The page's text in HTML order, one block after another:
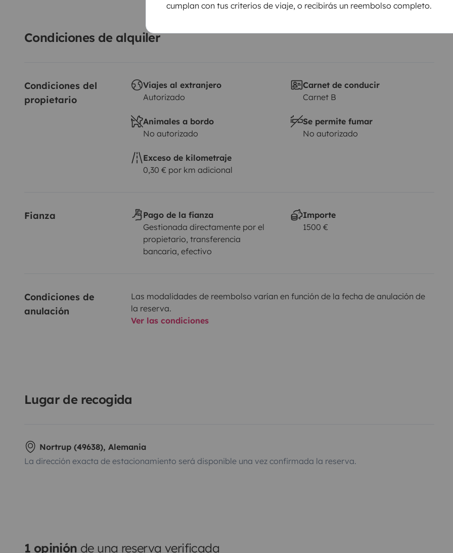
cumplan con tus criterios de viaje, o recibirás un reembolso completo.
Condiciones de alquiler
Condiciones del
propietario
Viajes al extranjero
Autorizado
Carnet de conducir
Carnet B
Animales a bordo
No autorizado
Se permite fumar
No autorizado
Exceso de kilometraje
0,30 € por km adicional
Fianza
Pago de la fianza
Gestionada directamente por el
propietario, transferencia
bancaria, efectivo
Importe
1500 €
Condiciones de
anulación
Las modalidades de reembolso varían en función de la fecha de anulación de
la reserva.
Ver las condiciones
Lugar de recogida
Nortrup (49638), Alemania
La dirección exacta de estacionamiento será disponible una vez confirmada la reserva.
1 opinión de una reserva verificada